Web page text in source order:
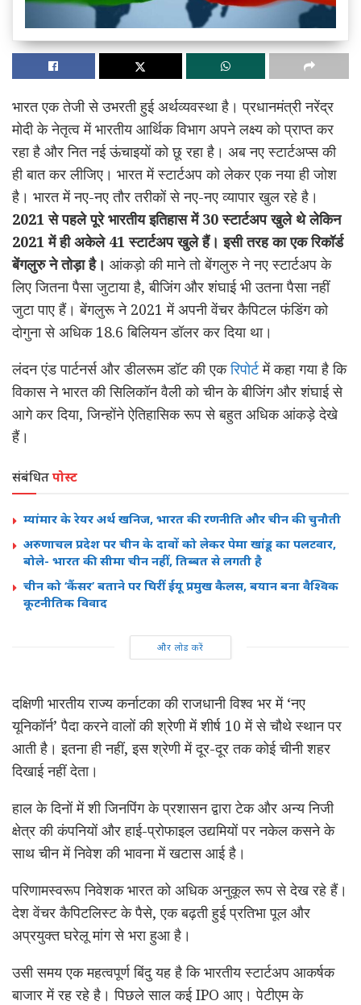
भारत एक तेजी से उभरती हुई अर्थव्यवस्था है। प्रधानमंत्री नरेंद्र
मोदी के नेतृत्व में भारतीय आर्थिक विभाग अपने लक्ष्य को प्राप्त कर
रहा है और नित नई ऊंचाइयों को छू रहा है। अब नए स्टार्टअप्स की
ही बात कर लीजिए। भारत में स्टार्टअप को लेकर एक नया ही जोश
है। भारत में नए-नए तौर तरीकों से नए-नए व्यापार खुल रहे है।
2021 से पहले पूरे भारतीय इतिहास में 30 स्टार्टअप खुले थे लेकिन
2021 में ही अकेले 41 स्टार्टअप खुले हैं। इसी तरह का एक रिकॉर्ड
बेंगलुरु ने तोड़ा है। आंकड़ो की माने तो बेंगलुरु ने नए स्टार्टअप के
लिए जितना पैसा जुटाया है, बीजिंग और शंघाई भी उतना पैसा नहीं
जुटा पाए हैं। बेंगलुरू ने 2021 में अपनी वेंचर कैपिटल फंडिंग को
दोगुना से अधिक 18.6 बिलियन डॉलर कर दिया था।
लंदन एंड पार्टनर्स और डीलरूम डॉट की एकरिपोर्टमें कहा गया है कि
विकास ने भारत की सिलिकॉन वैली को चीन के बीजिंग और शंघाई से
आगे कर दिया, जिन्होंने ऐतिहासिक रूप से बहुत अधिक आंकड़े देखे
हैं।
संबंधितपोस्ट
म्यांमार के रेयर अर्थ खनिज, भारत की रणनीति और चीन की चुनौती
अरुणाचल प्रदेश पर चीन के दावों को लेकर पेमा खांडू का पलटवार,
बोले- भारत की सीमा चीन नहीं, तिब्बत से लगती है
चीन को ‘कैंसर’ बताने पर घिरीं ईयू प्रमुख कैलस, बयान बना वैश्विक
कूटनीतिक विवाद
और लोड करें
दक्षिणी भारतीय राज्य कर्नाटका की राजधानी विश्व भर में ‘नए
यूनिकॉर्न’ पैदा करने वालों की श्रेणी में शीर्ष 10 में से चौथे स्थान पर
आती है। इतना ही नहीं, इस श्रेणी में दूर-दूर तक कोई चीनी शहर
दिखाई नहीं देता।
हाल के दिनों में शी जिनपिंग के प्रशासन द्वारा टेक और अन्य निजी
क्षेत्र की कंपनियों और हाई-प्रोफाइल उद्यमियों पर नकेल कसने के
साथ चीन में निवेश की भावना में खटास आई है।
परिणामस्वरूप निवेशक भारत को अधिक अनुकूल रूप से देख रहे हैं।
देश वेंचर कैपिटलिस्ट के पैसे, एक बढ़ती हुई प्रतिभा पूल और
अप्रयुक्त घरेलू मांग से भरा हुआ है।
उसी समय एक महत्वपूर्ण बिंदु यह है कि भारतीय स्टार्टअप आकर्षक
बाजार में रह रहे है। पिछले साल कई IPO आए। पेटीएम के